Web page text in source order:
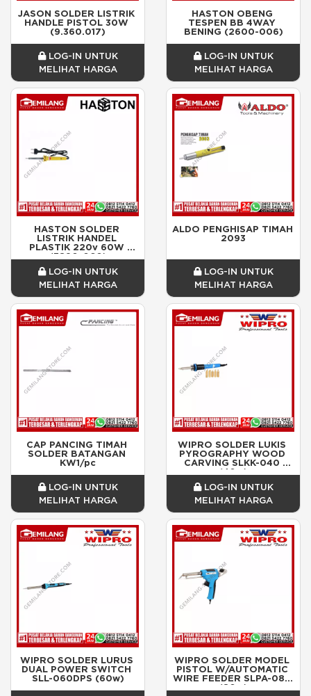
JASON SOLDER LISTRIK
HANDLE PISTOL 30W
(9.360.017)
LOG-IN UNTUK
MELIHAT HARGA
HASTON OBENG
TESPEN BB 4WAY
BENING (2600-006)
LOG-IN UNTUK
MELIHAT HARGA
HASTON SOLDER
LISTRIK HANDEL
PLASTIK 220v 60W
(3890-060)
LOG-IN UNTUK
MELIHAT HARGA
ALDO PENGHISAP TIMAH
2093
LOG-IN UNTUK
MELIHAT HARGA
CAP PANCING TIMAH
SOLDER BATANGAN
KW1/pc
LOG-IN UNTUK
MELIHAT HARGA
WIPRO SOLDER LUKIS
PYROGRAPHY WOOD
CARVING SLKK-040
(40w)
LOG-IN UNTUK
MELIHAT HARGA
WIPRO SOLDER LURUS
DUAL POWER SWITCH
SLL-060DPS (60w)
WIPRO SOLDER MODEL
PISTOL W/AUTOMATIC
WIRE FEEDER SLPA-080
(80w)